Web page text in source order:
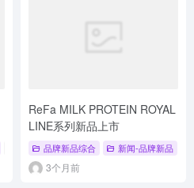
# 品牌新品综合 # 彩妆底妆新品
ReFa MILK PROTEIN ROYAL
LINE系列新品上市
品牌新品综合 新闻-品牌新品
3个月前